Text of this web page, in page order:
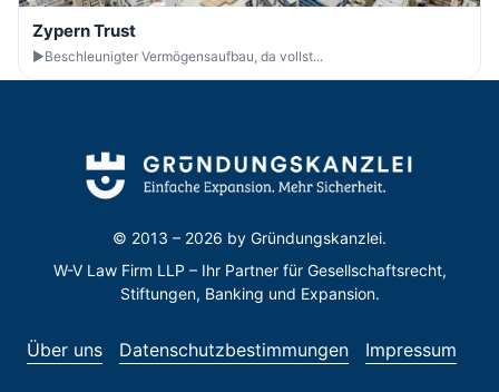
Zypern Trust
►Beschleunigter Vermögensaufbau, da vollst...
© 2013 – 2026 by Gründungskanzlei.
W-V Law Firm LLP – Ihr Partner für Gesellschaftsrecht,
Stiftungen, Banking und Expansion.
Über uns Datenschutzbestimmungen Impressum